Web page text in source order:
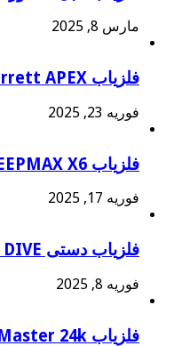
مارس 8, 2025
فلزیاب Garrett APEX
فوریه 23, 2025
فلزیاب LORENZ DEEPMAX X6
فوریه 17, 2025
فلزیاب دستی PULSE DIVE
فوریه 8, 2025
فلزیاب Gareet GoldMaster 24k